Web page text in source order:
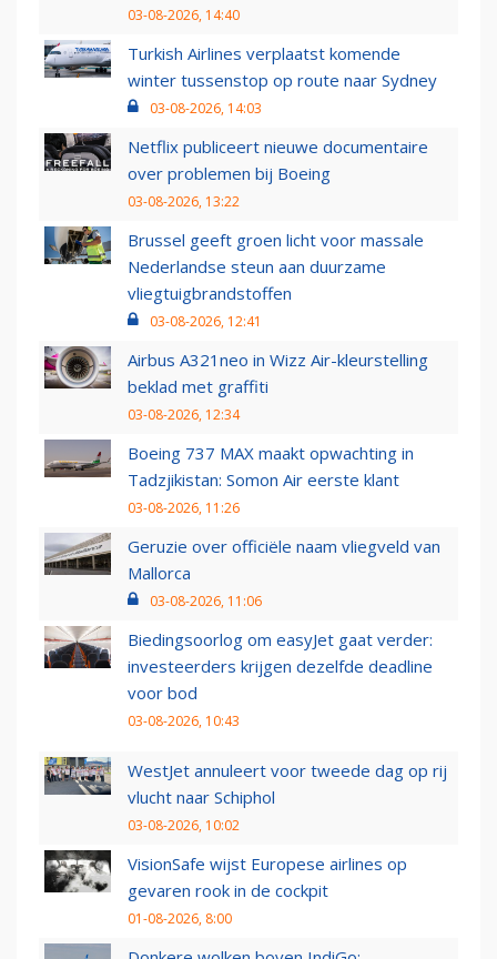
03-08-2026, 14:40
Turkish Airlines verplaatst komende
winter tussenstop op route naar Sydney
03-08-2026, 14:03
Netflix publiceert nieuwe documentaire
over problemen bij Boeing
03-08-2026, 13:22
Brussel geeft groen licht voor massale
Nederlandse steun aan duurzame
vliegtuigbrandstoffen
03-08-2026, 12:41
Airbus A321neo in Wizz Air-kleurstelling
beklad met graffiti
03-08-2026, 12:34
Boeing 737 MAX maakt opwachting in
Tadzjikistan: Somon Air eerste klant
03-08-2026, 11:26
Geruzie over officiële naam vliegveld van
Mallorca
03-08-2026, 11:06
Biedingsoorlog om easyJet gaat verder:
investeerders krijgen dezelfde deadline
voor bod
03-08-2026, 10:43
WestJet annuleert voor tweede dag op rij
vlucht naar Schiphol
03-08-2026, 10:02
VisionSafe wijst Europese airlines op
gevaren rook in de cockpit
01-08-2026, 8:00